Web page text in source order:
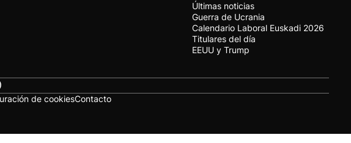
Últimas noticias
Guerra de Ucrania
Calendario Laboral Euskadi 2026
Titulares del día
EEUU y Trump
de cookiesContacto